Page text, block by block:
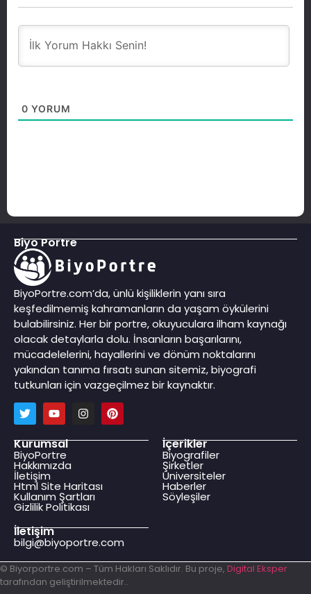
0 YORUM
Biyo Portre
BiyoPortre.com’da, ünlü kişiliklerin yanı sıra
keşfedilmemiş kahramanların da yaşam öykülerini
bulabilirsiniz. Her bir portre, okuyuculara ilham kaynağı
olacak detaylarla dolu. İnsanların başarılarını,
mücadelelerini, hayallerini ve dönüm noktalarını
yakından tanıma fırsatı sunan sitemiz, biyografi
tutkunları için vazgeçilmez bir kaynaktır.
Kurumsal
BiyoPortre
Hakkımızda
İletişim
Html Site Haritası
Kullanım Şartları
Gizlilik Politikası
İçerikler
Biyografiler
Şirketler
Üniversiteler
Haberler
Söyleşiler
İletişim
bilgi@biyoportre.com
© Biyorportre.com – Tüm Hakları Saklıdır. Bu proje, Digital Eksper
tarafından geliştirilmektedir..